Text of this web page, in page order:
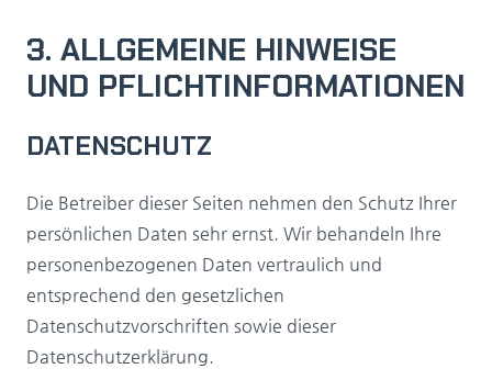
3. ALLGEMEINE HINWEISE
UND PFLICHT­INFORMATIONEN
DATENSCHUTZ
Die Betreiber dieser Seiten nehmen den Schutz Ihrer
persönlichen Daten sehr ernst. Wir behandeln Ihre
personenbezogenen Daten vertraulich und
entsprechend den gesetzlichen
Datenschutzvorschriften sowie dieser
Datenschutzerklärung.